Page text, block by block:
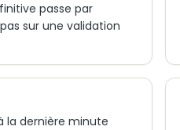
passe par
sur une validation
la dernière minute